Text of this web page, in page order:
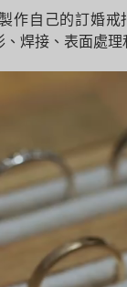
作自己的訂婚
、焊接、表面處